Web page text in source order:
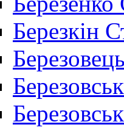
Березкін